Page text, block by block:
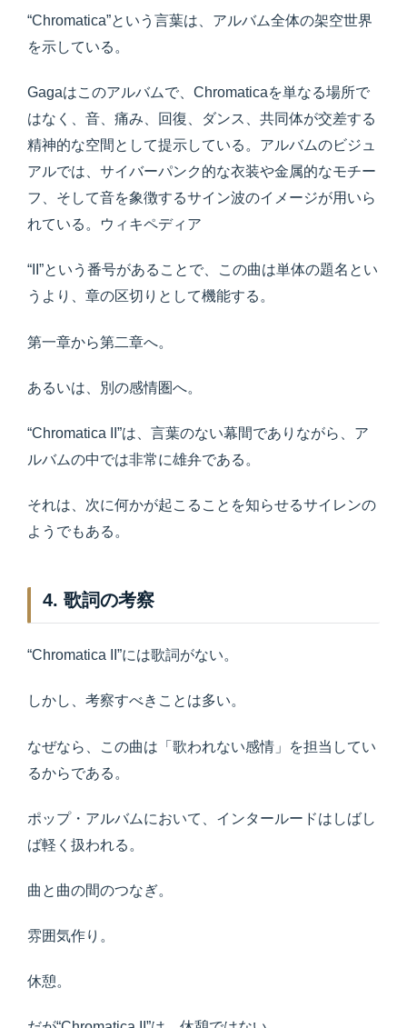
“Chromatica”という言葉は、アルバム全体の架空世界
を示している。
Gagaはこのアルバムで、Chromaticaを単なる場所で
はなく、音、痛み、回復、ダンス、共同体が交差する
精神的な空間として提示している。アルバムのビジュ
アルでは、サイバーパンク的な衣装や金属的なモチー
フ、そして音を象徴するサイン波のイメージが用いら
れている。ウィキペディア
“II”という番号があることで、この曲は単体の題名とい
うより、章の区切りとして機能する。
第一章から第二章へ。
あるいは、別の感情圏へ。
“Chromatica II”は、言葉のない幕間でありながら、ア
ルバムの中では非常に雄弁である。
それは、次に何かが起こることを知らせるサイレンの
ようでもある。
4. 歌詞の考察
“Chromatica II”には歌詞がない。
しかし、考察すべきことは多い。
なぜなら、この曲は「歌われない感情」を担当してい
るからである。
ポップ・アルバムにおいて、インタールードはしばし
ば軽く扱われる。
曲と曲の間のつなぎ。
雰囲気作り。
休憩。